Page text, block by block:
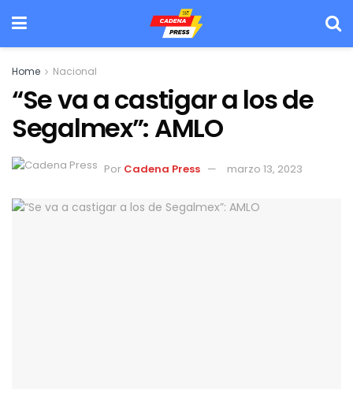
Home Nacional
“Se va a castigar a los de
Segalmex”: AMLO
Por Cadena Press marzo 13, 2023